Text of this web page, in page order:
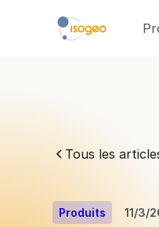
Tous les
Produits 11/3/